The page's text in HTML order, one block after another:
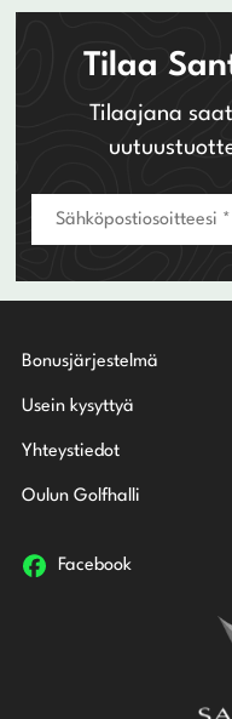
Tilaa
Tilaajana
Bonusjärjestelmä
Usein kysyttyä
Yhteystiedot
Oulun Golfhalli
Facebook